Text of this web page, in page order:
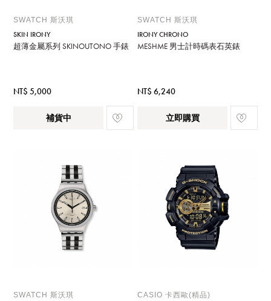
SWATCH 斯沃琪
SKIN IRONY
超薄金屬系列 SKINOUTONO 手錶
NT$ 5,000
補貨中
SWATCH 斯沃琪
IRONY CHRONO
MESHME 男士計時碼表石英錶
NT$ 6,240
立即購買
SWATCH 斯沃琪 CASIO 卡西歐(精品)